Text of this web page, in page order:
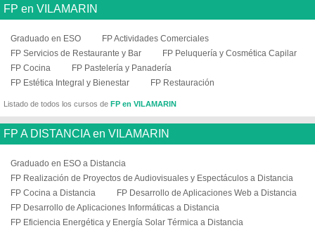
FP en VILAMARIN
Graduado en ESO
FP Actividades Comerciales
FP Servicios de Restaurante y Bar
FP Peluquería y Cosmética Capilar
FP Cocina
FP Pastelería y Panadería
FP Estética Integral y Bienestar
FP Restauración
Listado de todos los cursos de FP en VILAMARIN
FP A DISTANCIA en VILAMARIN
Graduado en ESO a Distancia
FP Realización de Proyectos de Audiovisuales y Espectáculos a Distancia
FP Cocina a Distancia
FP Desarrollo de Aplicaciones Web a Distancia
FP Desarrollo de Aplicaciones Informáticas a Distancia
FP Eficiencia Energética y Energía Solar Térmica a Distancia